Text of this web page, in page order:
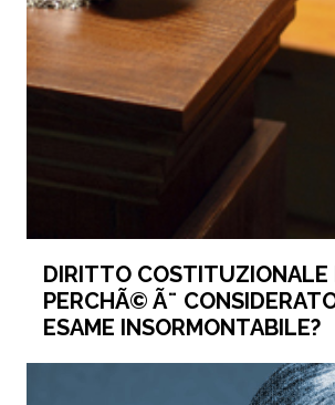
DIRITTO COSTITUZIONALE
PERCHÃ© Ã¨
ESAME INSORMONTABILE?